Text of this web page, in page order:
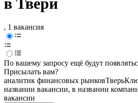
, 1 вакансия
По вашему запросу ещё будут
Присылать вам?
аналитик финансовых рынковТверь
названии вакансии, в названии
вакансии